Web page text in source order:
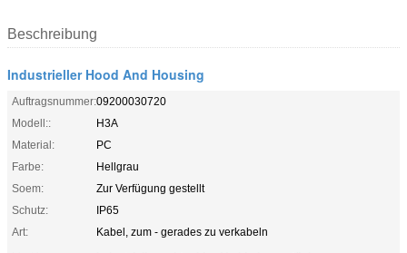
Beschreibung
Industrieller Hood And Housing
Auftragsnummer:09200030720
Modell::
H3A
Material:
PC
Farbe:
Hellgrau
Soem:
Zur Verfügung gestellt
Schutz:
IP65
Art:
Kabel, zum - gerades zu verkabeln